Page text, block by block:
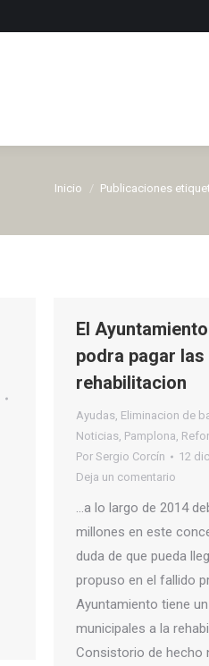
Inicio Publicaciones
El
podra pagar
rehabilitacion
Ayudas, Eliminacion de
Noticias, Pamplona,
Por Sergio Corcín
12
Deja un comentario
…a lo largo de 2014
millones en este
duda de que pueda
propuso en el fallido
Ayuntamiento tiene
municipales a la
Consistorio de hecho